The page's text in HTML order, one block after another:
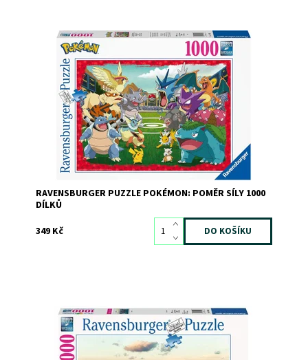
Dostupnost: Skladem
11080
Značka:
RAVENSBURGER
RAVENSBURGER PUZZLE POKÉMON: POMĚR SÍLY 1000
DÍLKŮ
349 Kč
Dostupnost: Skladem2
8368
Značka:
RAVENSBURGER